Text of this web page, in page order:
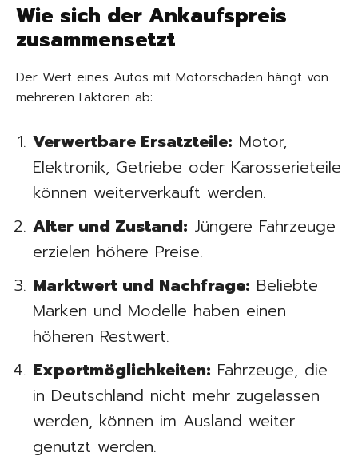
Wie sich der Ankaufspreis
zusammensetzt
Der Wert eines Autos mit Motorschaden hängt von
mehreren Faktoren ab:
Verwertbare Ersatzteile: Motor,
Elektronik, Getriebe oder Karosserieteile
können weiterverkauft werden.
Alter und Zustand: Jüngere Fahrzeuge
erzielen höhere Preise.
Marktwert und Nachfrage: Beliebte
Marken und Modelle haben einen
höheren Restwert.
Exportmöglichkeiten: Fahrzeuge, die
in Deutschland nicht mehr zugelassen
werden, können im Ausland weiter
genutzt werden.